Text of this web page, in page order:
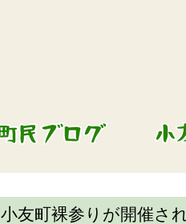
小友町裸参りが開催さ